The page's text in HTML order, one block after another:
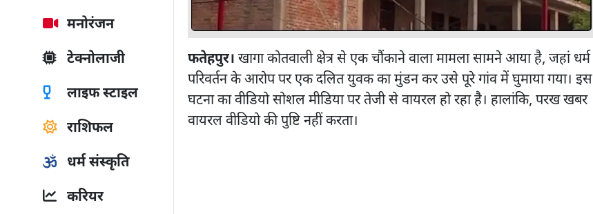
मनोरंजन
टेक्नोलाजी
लाइफ स्टाइल
राशिफल
धर्म संस्कृति
करियर
फतेहपुर। खागा कोतवाली क्षेत्र से एक चौंकाने वाला मामला सामने आया है, जहां धर्म
परिवर्तन के आरोप पर एक दलित युवक का मुंडन कर उसे पूरे गांव में घुमाया गया। इस
घटना का वीडियो सोशल मीडिया पर तेजी से वायरल हो रहा है। हालांकि, परख खबर
वायरल वीडियो की पुष्टि नहीं करता।